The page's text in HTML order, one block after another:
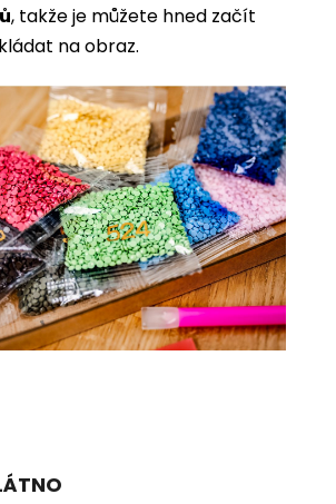
, takže je můžete hned začít
na obraz.